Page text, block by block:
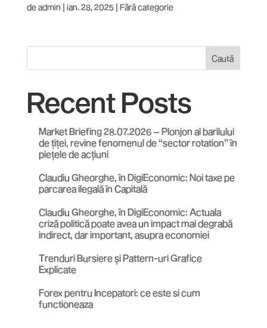
deadmin | ian. 28, 2025| Fără categorie
Caută
Recent Posts
Market Briefing 28.07.2026 – Plonjon al barilului
de țiței, revine fenomenul de “sector rotation” în
piețele de acțiuni
Claudiu Gheorghe, în DigiEconomic: Noi taxe pe
parcarea ilegală în Capitală
Claudiu Gheorghe, în DigiEconomic: Actuala
criză politică poate avea un impact mai degrabă
indirect, dar important, asupra economiei
Trenduri Bursiere și Pattern-uri Grafice
Explicate
Forex pentru Incepatori: ce este si cum
functioneaza